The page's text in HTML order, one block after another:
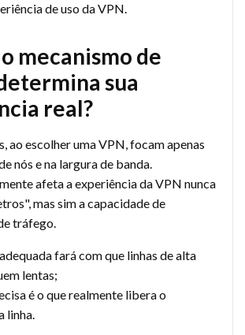
de uso da VPN.
mecanismo de
sua
real?
ao escolher uma VPN, focam apenas
nós e na largura de banda.
afeta a experiência da VPN nunca
mas sim a capacidade de
tráfego.
fará com que linhas de alta
lentas;
é o que realmente libera o
linha.